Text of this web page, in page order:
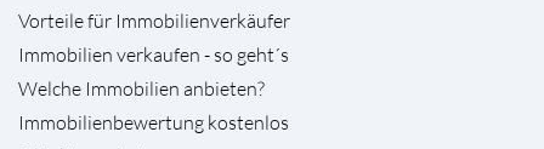
Vorteile für Immobilienverkäufer
Immobilien verkaufen - so geht´s
Welche Immobilien anbieten?
Immobilienbewertung kostenlos